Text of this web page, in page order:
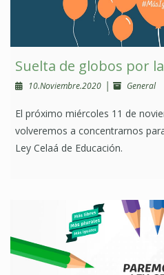
Suelta de globos por
10.Noviembre.2020 | General
El próximo miércoles 11 de
volveremos a concentrarnos
Ley Celaá de Educación.